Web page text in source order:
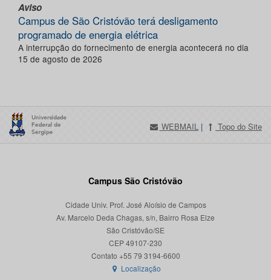
Aviso
Campus de São Cristóvão terá desligamento
programado de energia elétrica
A interrupção do fornecimento de energia acontecerá no dia
15 de agosto de 2026
WEBMAIL | Topo do Site
Campus São Cristóvão
Cidade Univ. Prof. José Aloísio de Campos
Av. Marcelo Deda Chagas, s/n, Bairro Rosa Elze
São Cristóvão/SE
CEP 49107-230
Localização